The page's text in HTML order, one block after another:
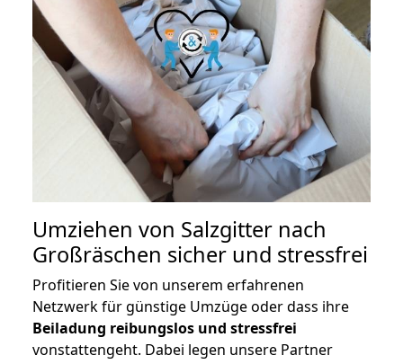
Umziehen von Salzgitter nach
Großräschen sicher und stressfrei
Profitieren Sie von unserem erfahrenen
Netzwerk für günstige Umzüge oder dass ihre
Beiladung reibungslos und stressfrei
vonstattengeht. Dabei legen unsere Partner